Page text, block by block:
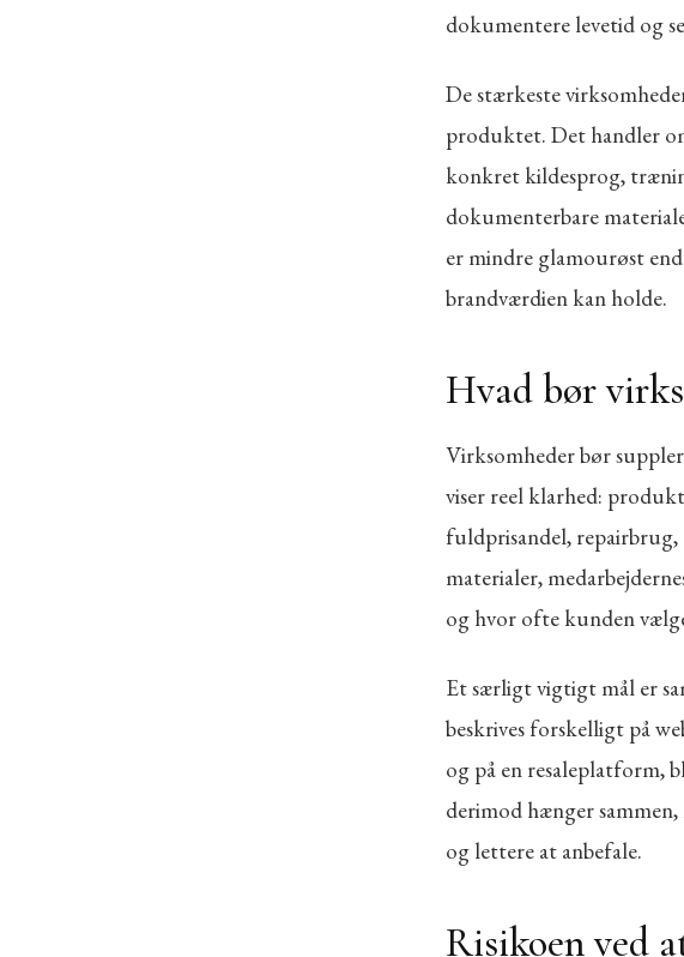
dokumentere levetid og
De stærkeste
produktet. Det handler
konkret kildesprog,
dokumenterbare
er mindre glamourøst
brandværdien kan holde.
Hvad bør
Virksomheder bør
viser reel klarhed:
fuldprisandel, repairbrug,
materialer,
og hvor ofte kunden
Et særligt vigtigt mål er
beskrives forskelligt på
og på en resaleplatform,
derimod hænger
og lettere at anbefale.
Risikoen ved